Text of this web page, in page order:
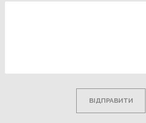
ВІДПРАВИТИ